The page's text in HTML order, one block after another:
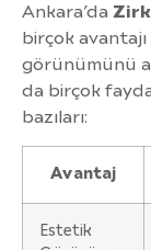
Ankara’da
birçok
görünümünü
da birçok
bazıları:
Avantaj
Estetik